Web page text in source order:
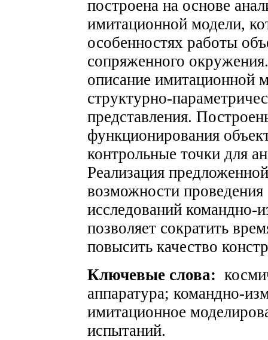
построена на основе
имитационной модели,
особенностях работы
сопряженного
описание имитационной
структурно-
представления.
функционирования
контрольные точки для
Реализация
возможности
исследований командно-
позволяет сократить
повысить качество
Ключевые слова:
аппаратура; командно-
имитационное
испытаний.